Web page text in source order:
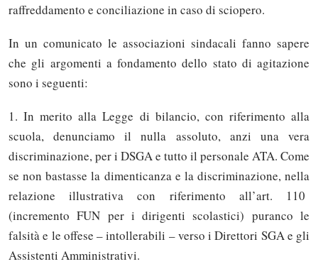
raffreddamento e conciliazione in caso di sciopero.
In un comunicato le associazioni sindacali fanno sapere
che gli argomenti a fondamento dello stato di agitazione
sono i seguenti:
1. In merito alla Legge di bilancio, con riferimento alla
scuola, denunciamo il nulla assoluto, anzi una vera
discriminazione, per i DSGA e tutto il personale ATA. Come
se non bastasse la dimenticanza e la discriminazione, nella
relazione illustrativa con riferimento all’art. 110
(incremento FUN per i dirigenti scolastici) puranco le
falsità e le offese – intollerabili – verso i Direttori SGA e gli
Assistenti Amministrativi.